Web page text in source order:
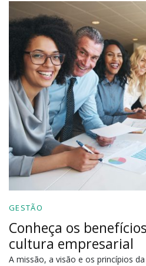
GESTÃO
Conheça os
cultura empresarial
A missão, a visão e os princípios